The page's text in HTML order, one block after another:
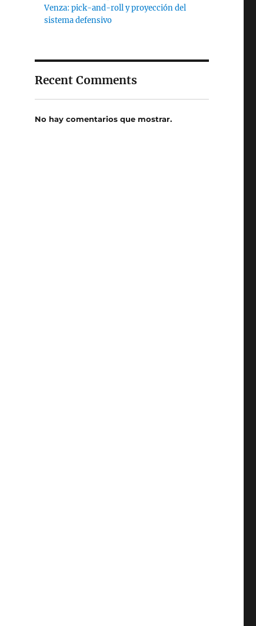
Venza: pick-and-roll y proyección del
sistema defensivo
Recent Comments
No hay comentarios que mostrar.